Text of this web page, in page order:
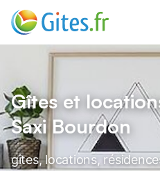
Gîtes et
Saxi Bourdon
gîtes, locations,